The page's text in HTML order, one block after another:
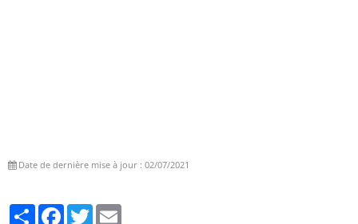
Date de dernière mise à jour : 02/07/2021
PartagerFacebook
Twitter